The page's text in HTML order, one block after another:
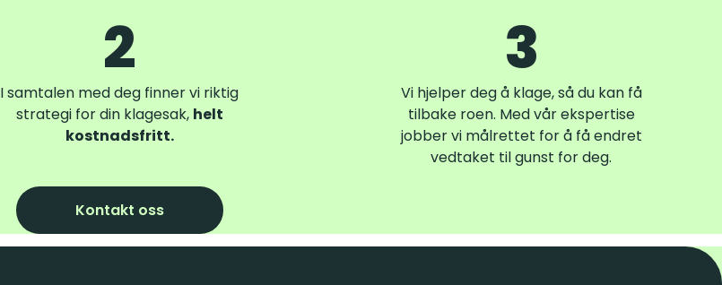
2
I samtalen med deg finner vi riktig
strategi for din klagesak, helt
kostnadsfritt.
3
Vi hjelper deg å klage, så du kan få
tilbake roen. Med vår ekspertise
jobber vi målrettet for å få endret
vedtaket til gunst for deg.
Kontakt oss